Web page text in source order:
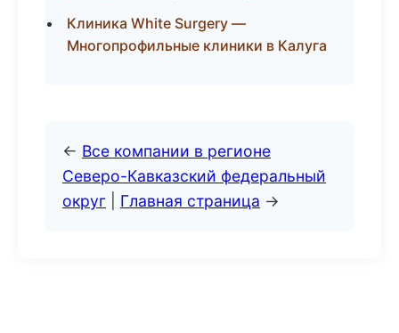
Клиника White Surgery —
Многопрофильные клиники в Калуга
← Все компании в регионе
Северо-Кавказский федеральный
округ
Главная страница →